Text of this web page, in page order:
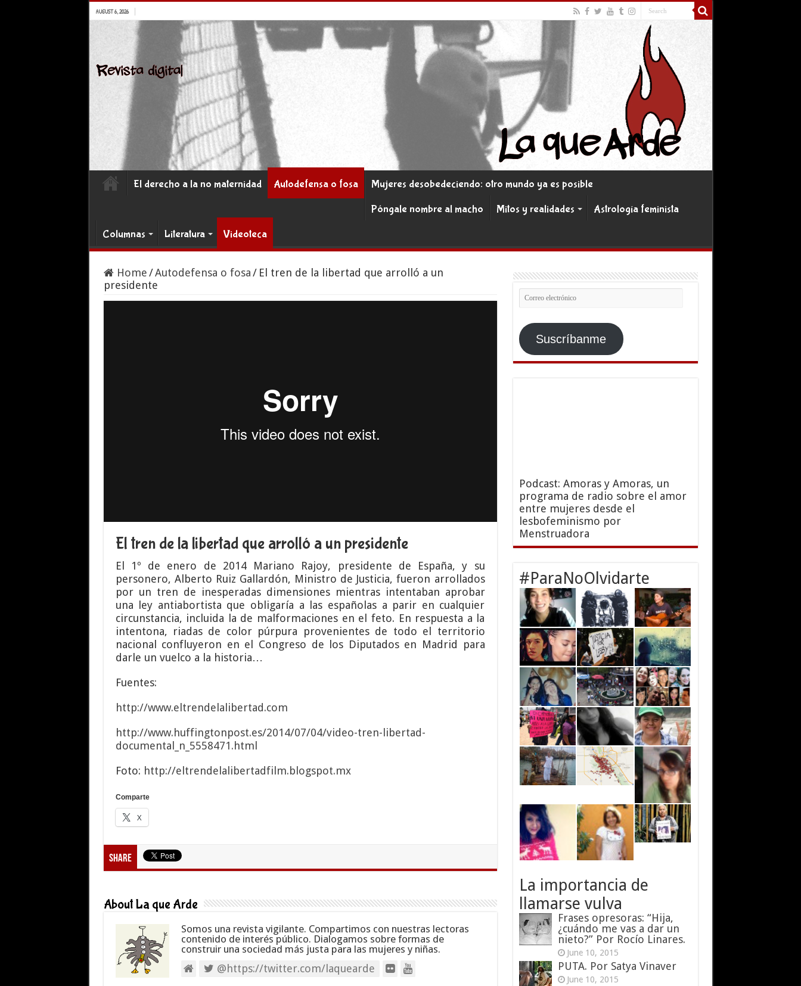
AUGUST 6, 2026
El derecho a la no maternidad Autodefensa o fosa
Mujeres desobedeciendo: otro mundo ya es posible
Póngale nombre al macho
Mitos y realidades
Astrología feminista
Columnas
Literatura Videoteca
Home/Autodefensa o fosa/ El tren de la libertad que arrolló a un
presidente
El tren de la libertad que arrolló a un presidente
El 1º de enero de 2014 Mariano Rajoy, presidente de España, y su
personero, Alberto Ruiz Gallardón, Ministro de Justicia, fueron arrollados
por un tren de inesperadas dimensiones mientras intentaban aprobar
una ley antiabortista que obligaría a las españolas a parir en cualquier
circunstancia, incluida la de malformaciones en el feto. En respuesta a la
intentona, riadas de color púrpura provenientes de todo el territorio
nacional confluyeron en el Congreso de los Diputados en Madrid para
darle un vuelco a la historia…
Fuentes:
http://www.eltrendelalibertad.com
http://www.huffingtonpost.es/2014/07/04/video-tren-libertad-
documental_n_5558471.html
Foto: http://eltrendelalibertadfilm.blogspot.mx
Comparte
X
Share
About La que Arde
Somos una revista vigilante. Compartimos con nuestras lectoras
contenido de interés público. Dialogamos sobre formas de
construir una sociedad más justa para las mujeres y niñas.
@https://twitter.com/laquearde
Correo
electrónico
Suscríbanme
Podcast: Amoras y Amoras, un
programa de radio sobre el amor
entre mujeres desde el
lesbofeminismo por
Menstruadora
#ParaNoOlvidarte
La importancia de
llamarse vulva
Frases opresoras: “Hija,
¿cuándo me vas a dar un
nieto?” Por Rocío Linares.
June 10, 2015
PUTA. Por Satya Vinaver
June 10, 2015